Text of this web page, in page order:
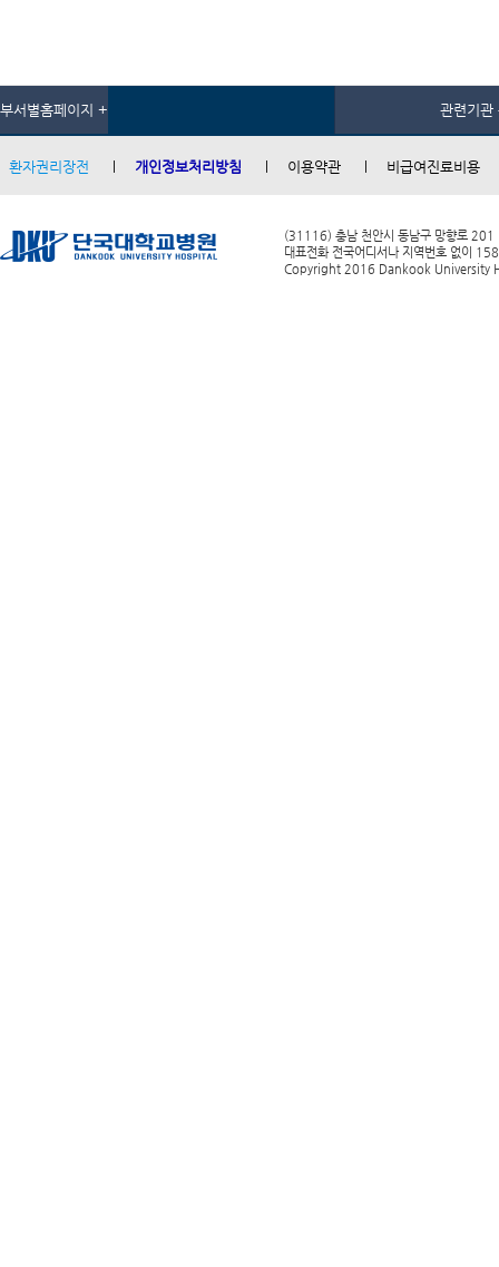
부서별홈페이지 + 관련기관
환자권리장전 개인정보처리방침 이용약관 비급여진료비용
(31116) 충남 천안시 동남구 망향로 201
대표전화 전국어디서나 지역번호 없이
Copyright 2016 Dankook University